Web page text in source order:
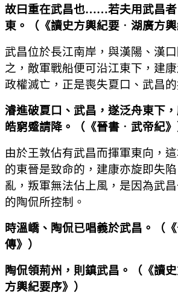
故曰重在武昌也……若夫用武昌
東。
（ 《讀史方輿紀要 ． 湖廣方輿
武昌位於長江南岸，與漢陽、漢
之，敵軍戰船便可沿江東下，建
政權滅亡，正是喪失夏口、武昌的
濬進破夏口、武昌，遂泛舟東下
皓窮蹙請降。
（ 《晉書 ． 武帝紀》
由於王敦佔有武昌而揮軍東向，
的東晉是致命的，建康亦旋即失
亂，叛軍無法佔上風，是因為武
的陶侃所控制。
時溫嶠、陶侃已唱義於武昌。 （
傳》 ）
陶侃領荊州，則鎮武昌。 （ 《讀
方輿紀要序》 ）